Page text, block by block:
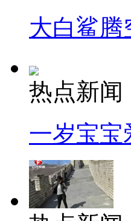
大白鲨腾
热点新闻
一岁宝宝